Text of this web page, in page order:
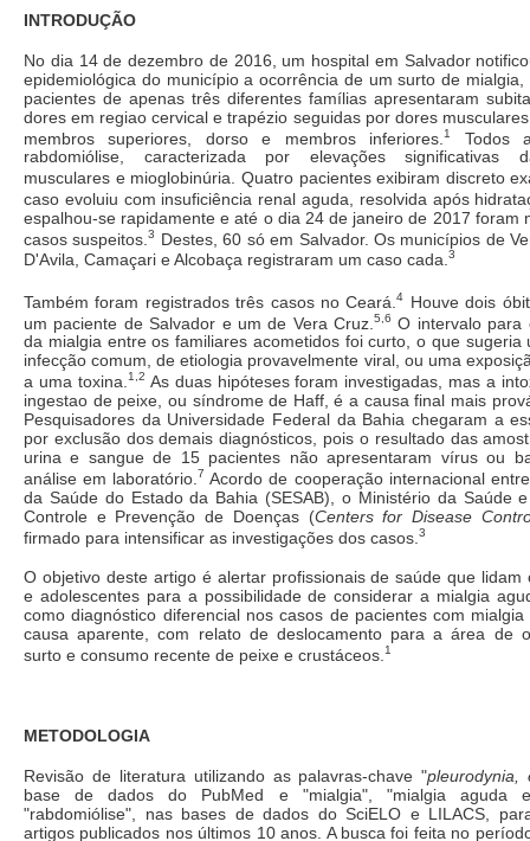
INTRODUÇÃO
No dia 14 de dezembro de 2016, um hospital em Salvador
epidemiológica do município a ocorrência de um surto de mialgia,
pacientes de apenas três diferentes famílias apresentaram
dores em regiao cervical e trapézio seguidas por dores
membros superiores, dorso e membros inferiores.1
Todos
rabdomiólise, caracterizada por elevações significativas
musculares e mioglobinúria. Quatro pacientes exibiram discreto
caso evoluiu com insuficiência renal aguda, resolvida após
espalhou-se rapidamente e até o dia 24 de janeiro de 2017 foram
casos suspeitos.3
Destes, 60 só em Salvador. Os municípios de
D'Avila, Camaçari e Alcobaça registraram um caso cada. 3
Também foram registrados três casos no Ceará.4
Houve dois
um paciente de Salvador e um de Vera Cruz.5,6 O intervalo para
da mialgia entre os familiares acometidos foi curto, o que sugeria
infecção comum, de etiologia provavelmente viral, ou uma
a uma toxina. 1,2 As duas hipóteses foram investigadas, mas a
ingestao de peixe, ou síndrome de Haff, é a causa final mais
Pesquisadores da Universidade Federal da Bahia chegaram a
por exclusão dos demais diagnósticos, pois o resultado das
urina e sangue de 15 pacientes não apresentaram vírus ou
análise em laboratório. 7 Acordo de cooperação internacional
da Saúde do Estado da Bahia (SESAB), o Ministério da Saúde
Controle e Prevenção de Doenças (Centers for Disease
firmado para intensificar as investigações dos casos. 3
O objetivo deste artigo é alertar profissionais de saúde que lidam
e adolescentes para a possibilidade de considerar a mialgia
como diagnóstico diferencial nos casos de pacientes com
causa aparente, com relato de deslocamento para a área de
surto e consumo recente de peixe e crustáceos. 1
METODOLOGIA
Revisão de literatura utilizando as palavras-chave "pleurodynia,
base de dados do PubMed e "mialgia", "mialgia aguda
"rabdomiólise", nas bases de dados do SciELO e LILACS,
artigos publicados nos últimos 10 anos. A busca foi feita no